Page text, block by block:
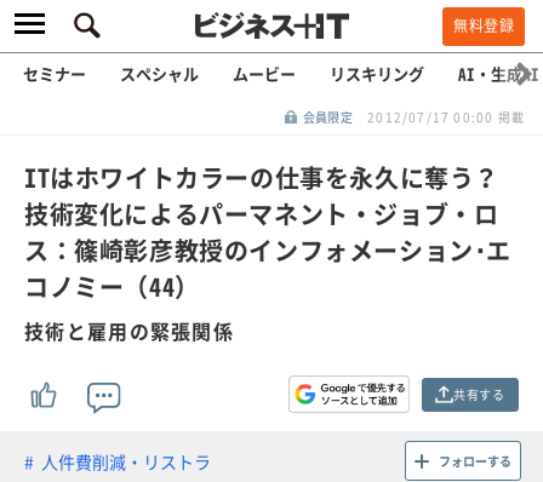
無料登録
セミナー スペシャル ムービー リスキリング AI・生成AI
会員限定 2012/07/17 00:00 掲載
ITはホワイトカラーの仕事を永久に奪う？
技術変化によるパーマネント・ジョブ・ロ
ス：篠崎彰彦教授のインフォメーション･エ
コノミー（44）
技術と雇用の緊張関係
共有する
人件費削減・リストラ フォローする